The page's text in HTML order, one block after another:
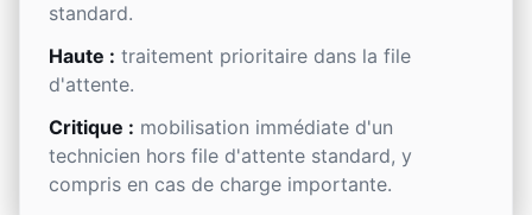
standard.
Haute : traitement prioritaire dans la file
d'attente.
Critique : mobilisation immédiate d'un
technicien hors file d'attente standard, y
compris en cas de charge importante.